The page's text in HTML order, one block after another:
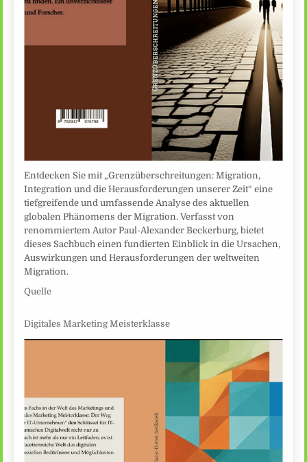
Entdecken Sie mit „Grenzüberschreitungen: Migration,
Integration und die Herausforderungen unserer Zeit“ eine
tiefgreifende und umfassende Analyse des aktuellen
globalen Phänomens der Migration. Verfasst von
renommiertem Autor Paul-Alexander Beckerburg, bietet
dieses Sachbuch einen fundierten Einblick in die Ursachen,
Auswirkungen und Herausforderungen der weltweiten
Migration.
Quelle
Digitales Marketing Meisterklasse